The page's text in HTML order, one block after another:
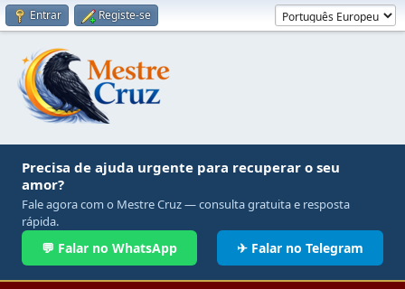
Entrar Registe-se
Precisa de ajuda urgente para recuperar o seu
amor?
Fale agora com o Mestre Cruz — consulta gratuita e resposta
rápida.
💬 Falar no WhatsApp ✈ Falar no Telegram